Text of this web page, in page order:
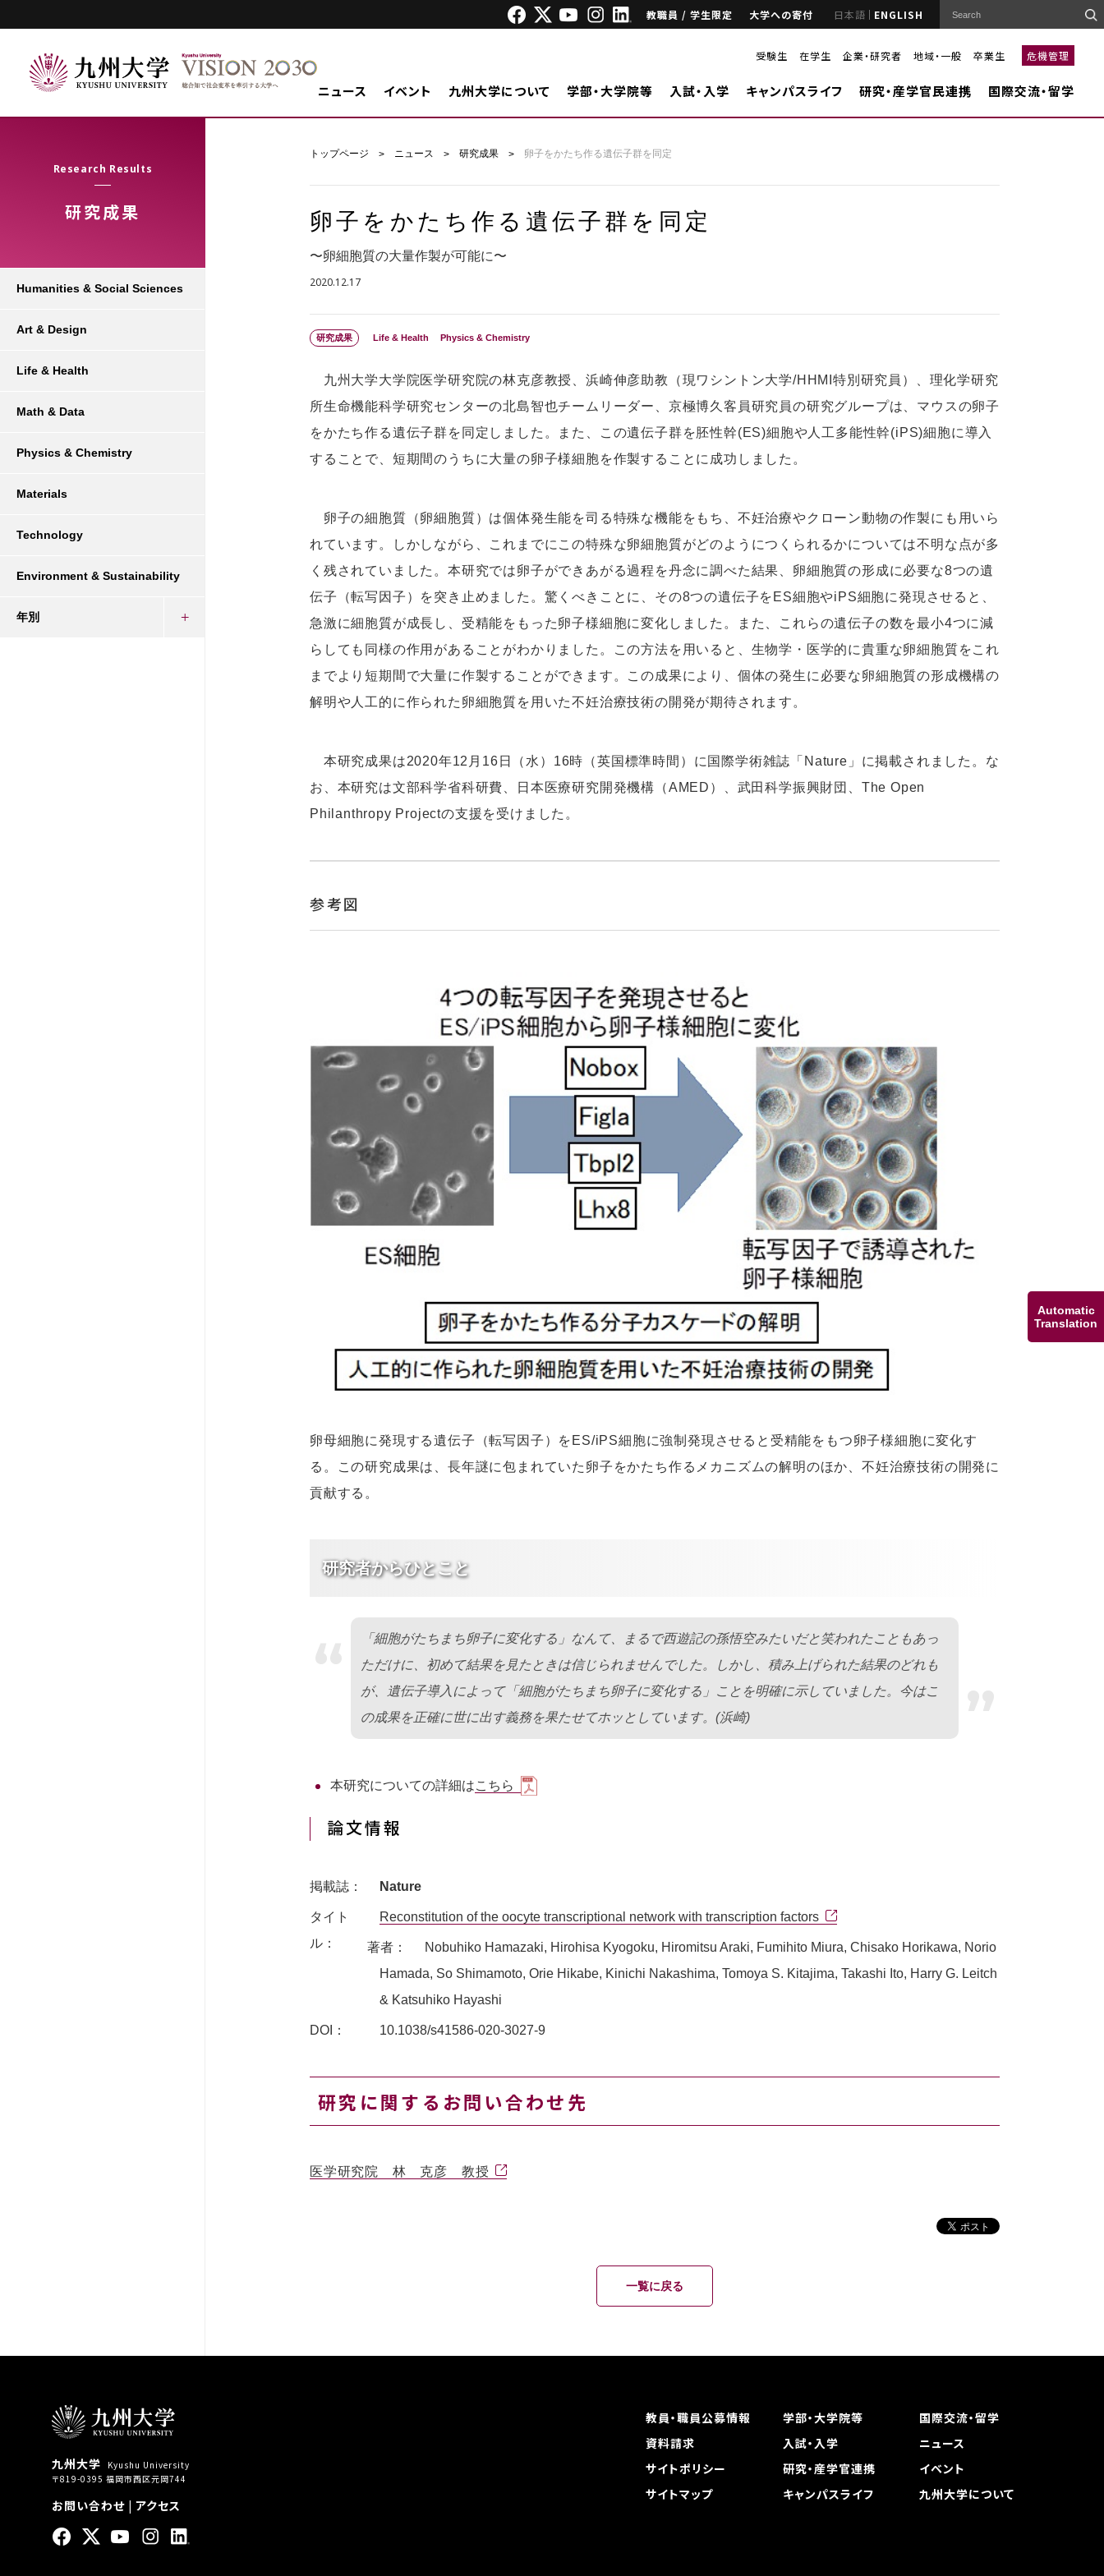
Automatic
Translation
教職員 / 学生限定 大学への寄付 日本語 ENGLISH
受験生 在学生 企業・研究者 地域・一般 卒業生 危機管理
ニュース イベント 九州大学について 学部・大学院等 入試・入学 キャンパスライフ 研究・産学官民連携 国際交流・留学
Research Results
研究成果
トップページ ニュース 研究成果 卵子をかたち作る遺伝子群を同定
卵子をかたち作る遺伝子群を同定
〜卵細胞質の大量作製が可能に〜
2020.12.17
研究成果 Life & Health Physics & Chemistry
九州大学大学院医学研究院の林克彦教授、浜崎伸彦助教（現ワシントン大学/HHMI特別研究員）、理化学研究
所生命機能科学研究センターの北島智也チームリーダー、京極博久客員研究員の研究グループは、マウスの卵子
をかたち作る遺伝子群を同定しました。また、この遺伝子群を胚性幹(ES)細胞や人工多能性幹(iPS)細胞に導入
することで、短期間のうちに大量の卵子様細胞を作製することに成功しました。
卵子の細胞質（卵細胞質）は個体発生能を司る特殊な機能をもち、不妊治療やクローン動物の作製にも用いら
れています。しかしながら、これまでにこの特殊な卵細胞質がどのようにつくられるかについては不明な点が多
く残されていました。本研究では卵子ができあがる過程を丹念に調べた結果、卵細胞質の形成に必要な8つの遺
伝子（転写因子）を突き止めました。驚くべきことに、その8つの遺伝子をES細胞やiPS細胞に発現させると、
急激に細胞質が成長し、受精能をもった卵子様細胞に変化しました。また、これらの遺伝子の数を最小4つに減
らしても同様の作用があることがわかりました。この方法を用いると、生物学・医学的に貴重な卵細胞質をこれ
までより短期間で大量に作製することができます。この成果により、個体の発生に必要な卵細胞質の形成機構の
解明や人工的に作られた卵細胞質を用いた不妊治療技術の開発が期待されます。
本研究成果は2020年12月16日（水）16時（英国標準時間）に国際学術雑誌「Nature」に掲載されました。な
お、本研究は文部科学省科研費、日本医療研究開発機構（AMED）、武田科学振興財団、The Open
Philanthropy Projectの支援を受けました。
参考図
卵母細胞に発現する遺伝子（転写因子）をES/iPS細胞に強制発現させると受精能をもつ卵子様細胞に変化す
る。この研究成果は、長年謎に包まれていた卵子をかたち作るメカニズムの解明のほか、不妊治療技術の開発に
貢献する。
研究者からひとこと
「細胞がたちまち卵子に変化する」なんて、まるで西遊記の孫悟空みたいだと笑われたこともあっ
ただけに、初めて結果を見たときは信じられませんでした。しかし、積み上げられた結果のどれも
が、遺伝子導入によって「細胞がたちまち卵子に変化する」ことを明確に示していました。今はこ
の成果を正確に世に出す義務を果たせてホッとしています。(浜崎)
本研究についての詳細はこちら
論文情報
掲載誌： Nature
タイト
ル：
Reconstitution of the oocyte transcriptional network with transcription factors
著者：
Nobuhiko Hamazaki, Hirohisa Kyogoku, Hiromitsu Araki, Fumihito Miura, Chisako Horikawa, Norio
Hamada, So Shimamoto, Orie Hikabe, Kinichi Nakashima, Tomoya S. Kitajima, Takashi Ito, Harry G. Leitch
& Katsuhiko Hayashi
DOI： 10.1038/s41586-020-3027-9
研究に関するお問い合わせ先
医学研究院 林 克彦 教授
一覧に戻る
Humanities & Social Sciences
Art & Design
Life & Health
Math & Data
Physics & Chemistry
Materials
Technology
Environment & Sustainability
年別
九州大学
Kyushu University
〒819-0395 福岡市西区元岡744
お問い合わせ |アクセス
教員・職員公募情報 学部・大学院等
国際交流・留学
資料請求
入試・入学
ニュース
サイトポリシー
研究・産学官連携
イベント
サイトマップ
キャンパスライフ 九州大学について